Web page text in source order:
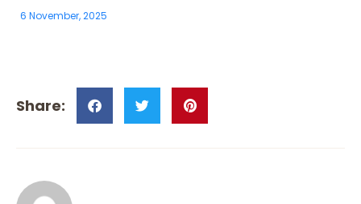
6 November, 2025